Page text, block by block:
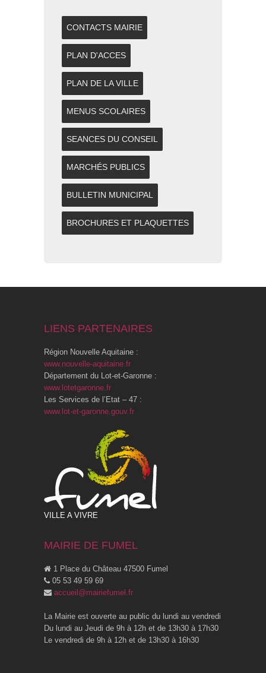
CONTACTS MAIRIE
PLAN D'ACCES
PLAN DE LA VILLE
MENUS SCOLAIRES
SEANCES DU CONSEIL
MARCHÉS PUBLICS
BULLETIN MUNICIPAL
BROCHURES ET PLAQUETTES
LIENS PARTENAIRES
Région Nouvelle Aquitaine :
www.nouvelle-aquitaine.fr
Département du Lot-et-Garonne :
www.lotetgaronne.fr
Les Services de l’Etat – 47 :
www.lot-et-garonne.gouv.fr
VILLE A VIVRE
MAIRIE DE FUMEL
1 Place du Château 47500 Fumel
05 53 49 59 69
accueil@mairiefumel.fr
La Mairie est ouverte au public du lundi au vendredi
Du lundi au Jeudi de 9h à 12h et de 13h30 à 17h30
Le vendredi de 9h à 12h et de 13h30 à 16h30